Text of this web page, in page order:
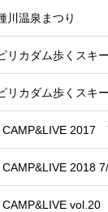
川温泉まつり
リカダム歩くスキ
リカダム歩くスキ
CAMP&LIVE 2017
CAMP&LIVE 2018
CAMP&LIVE